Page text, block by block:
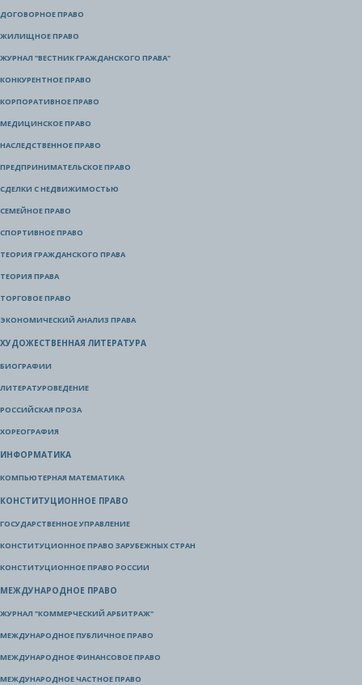
ДОГОВОРНОЕ ПРАВО
ЖИЛИЩНОЕ ПРАВО
ЖУРНАЛ "ВЕСТНИК ГРАЖДАНСКОГО ПРАВА"
КОНКУРЕНТНОЕ ПРАВО
КОРПОРАТИВНОЕ ПРАВО
МЕДИЦИНСКОЕ ПРАВО
НАСЛЕДСТВЕННОЕ ПРАВО
ПРЕДПРИНИМАТЕЛЬСКОЕ ПРАВО
СДЕЛКИ С НЕДВИЖИМОСТЬЮ
СЕМЕЙНОЕ ПРАВО
СПОРТИВНОЕ ПРАВО
ТЕОРИЯ ГРАЖДАНСКОГО ПРАВА
ТЕОРИЯ ПРАВА
ТОРГОВОЕ ПРАВО
ЭКОНОМИЧЕСКИЙ АНАЛИЗ ПРАВА
ХУДОЖЕСТВЕННАЯ ЛИТЕРАТУРА
БИОГРАФИИ
ЛИТЕРАТУРОВЕДЕНИЕ
РОССИЙСКАЯ ПРОЗА
ХОРЕОГРАФИЯ
ИНФОРМАТИКА
КОМПЬЮТЕРНАЯ МАТЕМАТИКА
КОНСТИТУЦИОННОЕ ПРАВО
ГОСУДАРСТВЕННОЕ УПРАВЛЕНИЕ
КОНСТИТУЦИОННОЕ ПРАВО ЗАРУБЕЖНЫХ СТРАН
КОНСТИТУЦИОННОЕ ПРАВО РОССИИ
МЕЖДУНАРОДНОЕ ПРАВО
ЖУРНАЛ "КОММЕРЧЕСКИЙ АРБИТРАЖ"
МЕЖДУНАРОДНОЕ ПУБЛИЧНОЕ ПРАВО
МЕЖДУНАРОДНОЕ ФИНАНСОВОЕ ПРАВО
МЕЖДУНАРОДНОЕ ЧАСТНОЕ ПРАВО